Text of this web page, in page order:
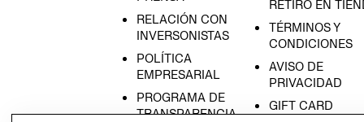
RELACIÓN CON
INVERSONISTAS
POLÍTICA
EMPRESARIAL
PROGRAMA DE
TRANSPARENCIA
RETIRO EN
TÉRMINOS Y
CONDICIONES
AVISO DE
PRIVACIDAD
GIFT CARD